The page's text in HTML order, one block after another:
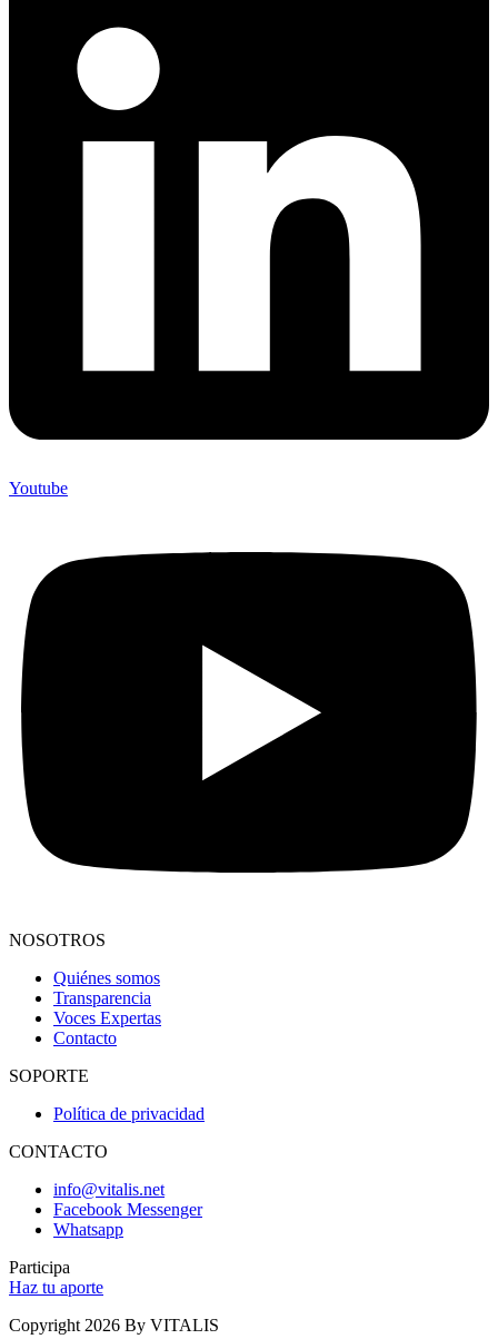
Youtube
NOSOTROS
Quiénes somos
Transparencia
Voces Expertas
Contacto
SOPORTE
Política de privacidad
CONTACTO
info@vitalis.net
Facebook Messenger
Whatsapp
Participa
Haz tu aporte
Copyright 2026 By VITALIS